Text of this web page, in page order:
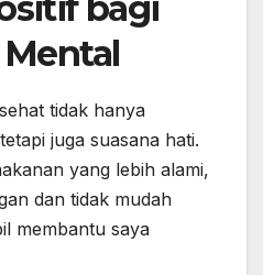
tidak hanya
juga suasana hati.
yang lebih alami,
dan tidak mudah
membantu saya